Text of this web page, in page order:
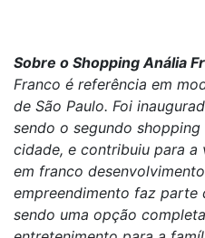
Sobre o Shopping Anália
Franco é referência em
de São Paulo. Foi
sendo o segundo
cidade, e contribuiu para a
em franco
empreendimento faz parte
sendo uma opção